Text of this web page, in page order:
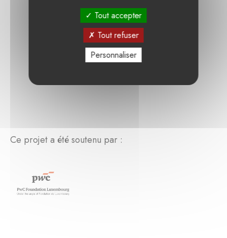
Ce projet a été soutenu par :
Tout accepter
Tout refuser
Personnaliser